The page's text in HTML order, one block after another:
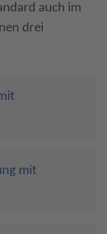
auch im
drei
mit